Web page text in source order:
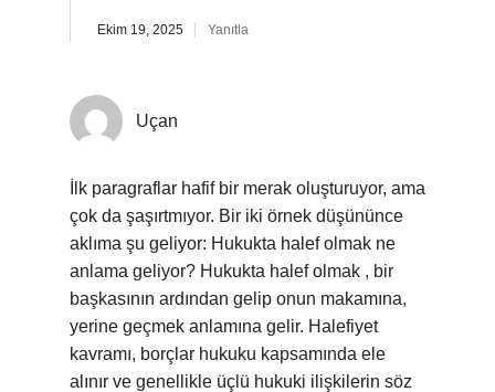
Ekim 19, 2025 Yanıtla
Uçan
İlk paragraflar hafif bir merak oluşturuyor, ama
çok da şaşırtmıyor. Bir iki örnek düşününce
aklıma şu geliyor: Hukukta halef olmak ne
anlama geliyor? Hukukta halef olmak , bir
başkasının ardından gelip onun makamına,
yerine geçmek anlamına gelir. Halefiyet
kavramı, borçlar hukuku kapsamında ele
alınır ve genellikle üçlü hukuki ilişkilerin söz